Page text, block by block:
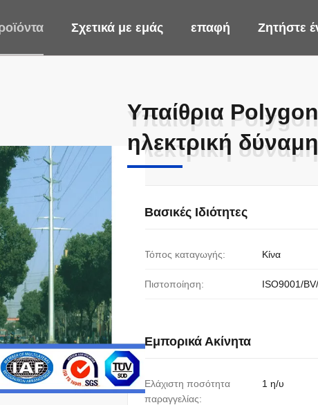
Σχετικά με εμάς επαφή Ζητήστε
Υπαίθρια
ηλεκτρική
Υπαίθρια
ηλεκτρική
Βασικές Ιδιότητες
Τόπος καταγωγής: Κίνα
Πιστοποίηση: ISO9001/BV/
Εμπορικά Ακίνητα
Ελάχιστη ποσότητα
παραγγελίας:
1 η/υ